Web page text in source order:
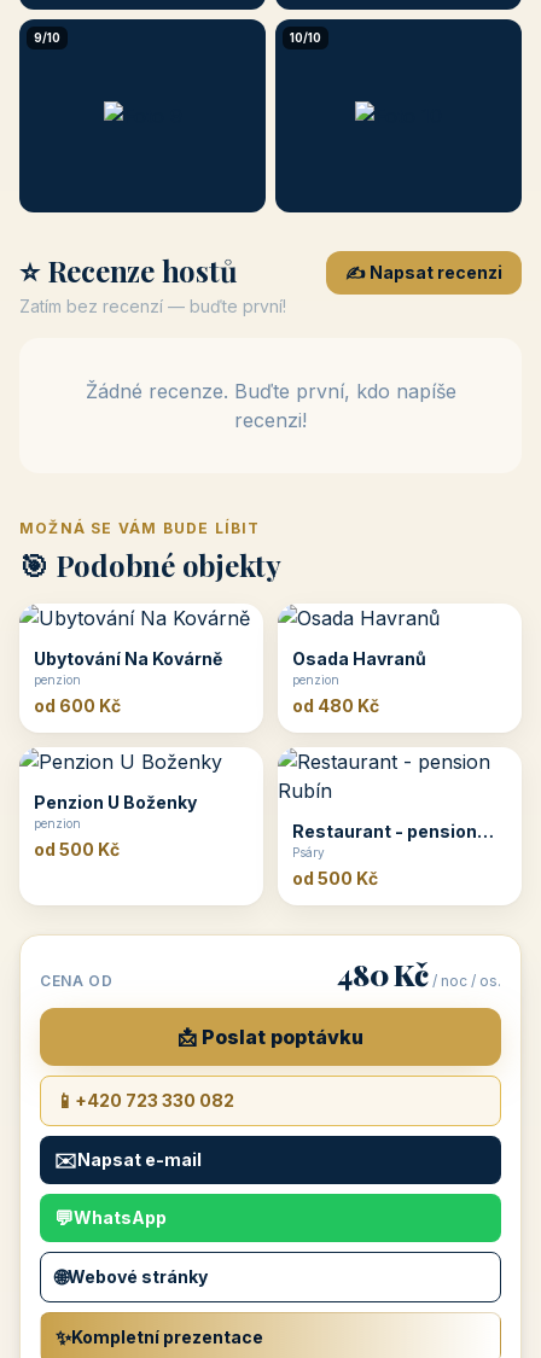
9/10 10/10
⭐ Recenze hostů
Zatím bez recenzí — buďte první!
✍️ Napsat recenzi
Žádné recenze. Buďte první, kdo napíše
recenzi!
MOŽNÁ SE VÁM BUDE LÍBIT
🎯 Podobné objekty
Ubytování Na Kovárně
penzion
od 600 Kč
Osada Havranů
penzion
od 480 Kč
Penzion U Boženky
penzion
od 500 Kč
Restaurant - pension
Rubín
Psáry
od 500 Kč
CENA OD 480 Kč / noc / os.
📩 Poslat poptávku
📱 +420 723 330 082
✉️Napsat e-mail
💬WhatsApp
🌐Webové stránky
✨Kompletní prezentace